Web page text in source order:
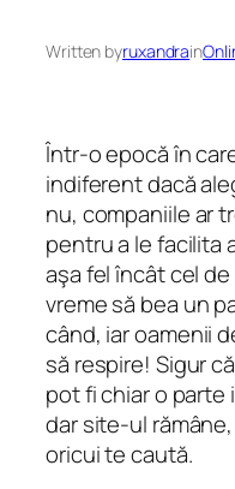
Written byruxandrain
Într-o epocă în
indiferent dacă
nu, companiile ar
pentru a le facilita
aşa fel încât cel
vreme să bea un
când, iar oamenii
să respire! Sigur
pot fi chiar o
dar site-ul
oricui te caută.